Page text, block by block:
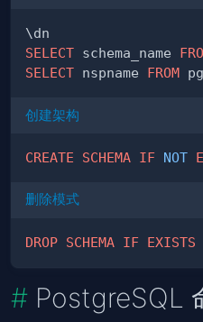
SELECT schema_name
SELECT nspname FROM
创建架构
CREATE SCHEMA IF NOT
删除模式
DROP SCHEMA IF EXISTS
PostgreSQL